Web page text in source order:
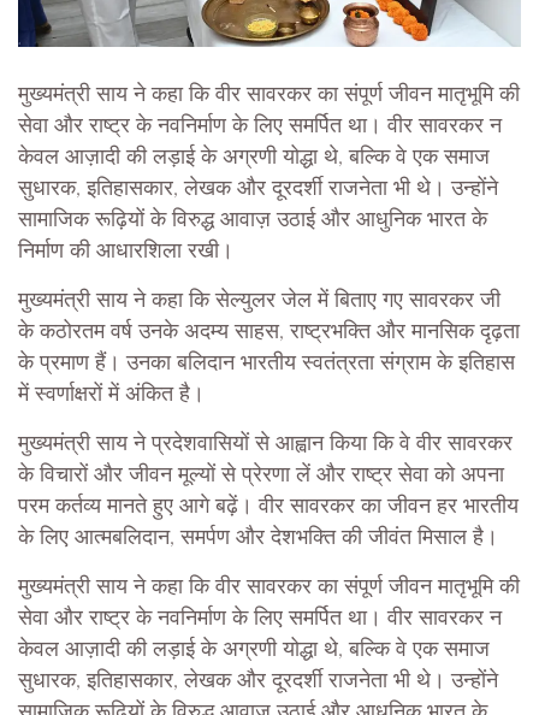
मुख्यमंत्री साय ने कहा कि वीर सावरकर का संपूर्ण जीवन मातृभूमि की
सेवा और राष्ट्र के नवनिर्माण के लिए समर्पित था। वीर सावरकर न
केवल आज़ादी की लड़ाई के अग्रणी योद्धा थे, बल्कि वे एक समाज
सुधारक, इतिहासकार, लेखक और दूरदर्शी राजनेता भी थे। उन्होंने
सामाजिक रूढ़ियों के विरुद्ध आवाज़ उठाई और आधुनिक भारत के
निर्माण की आधारशिला रखी।
मुख्यमंत्री साय ने कहा कि सेल्युलर जेल में बिताए गए सावरकर जी
के कठोरतम वर्ष उनके अदम्य साहस, राष्ट्रभक्ति और मानसिक दृढ़ता
के प्रमाण हैं। उनका बलिदान भारतीय स्वतंत्रता संग्राम के इतिहास
में स्वर्णाक्षरों में अंकित है।
मुख्यमंत्री साय ने प्रदेशवासियों से आह्वान किया कि वे वीर सावरकर
के विचारों और जीवन मूल्यों से प्रेरणा लें और राष्ट्र सेवा को अपना
परम कर्तव्य मानते हुए आगे बढ़ें। वीर सावरकर का जीवन हर भारतीय
के लिए आत्मबलिदान, समर्पण और देशभक्ति की जीवंत मिसाल है।
मुख्यमंत्री साय ने कहा कि वीर सावरकर का संपूर्ण जीवन मातृभूमि की
सेवा और राष्ट्र के नवनिर्माण के लिए समर्पित था। वीर सावरकर न
केवल आज़ादी की लड़ाई के अग्रणी योद्धा थे, बल्कि वे एक समाज
सुधारक, इतिहासकार, लेखक और दूरदर्शी राजनेता भी थे। उन्होंने